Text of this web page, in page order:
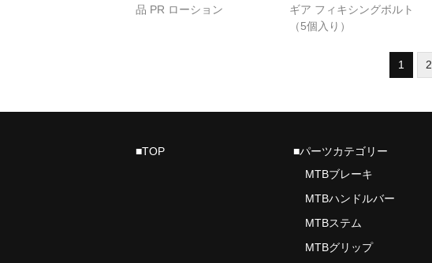
品 PR ローション
ギア フィキシングボルト
（5個入り）
1 2
■TOP
■パーツカテゴリー
MTBブレーキ
MTBハンドルバー
MTBステム
MTBグリップ